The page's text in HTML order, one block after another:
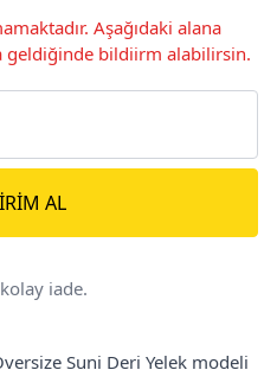
Aşağıdaki alana
geldiğinde bildiirm alabilirsin.
AL
iade.
Suni Deri Yelek modeli